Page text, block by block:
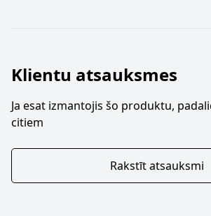
Klientu atsauksmes
Ja esat izmantojis šo produktu,
citiem
Rakstīt atsauksmi